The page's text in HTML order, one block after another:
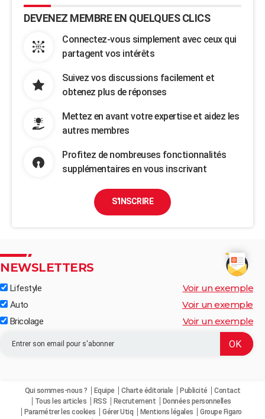
DEVENEZ MEMBRE EN QUELQUES CLICS
Connectez-vous simplement avec ceux qui
partagent vos intérêts
Suivez vos discussions facilement et
obtenez plus de réponses
Mettez en avant votre expertise et aidez les
autres membres
Profitez de nombreuses fonctionnalités
supplémentaires en vous inscrivant
S'INSCRIRE
NEWSLETTERS
Lifestyle Voir un exemple
Auto Voir un exemple
Bricolage Voir un exemple
Qui sommes-nous ? Equipe Charte éditoriale Publicité
Contact
Tous les articles
RSS Recrutement
Données personnelles
Paramétrer les cookies
Gérer Utiq Mentions légales
Groupe Figaro